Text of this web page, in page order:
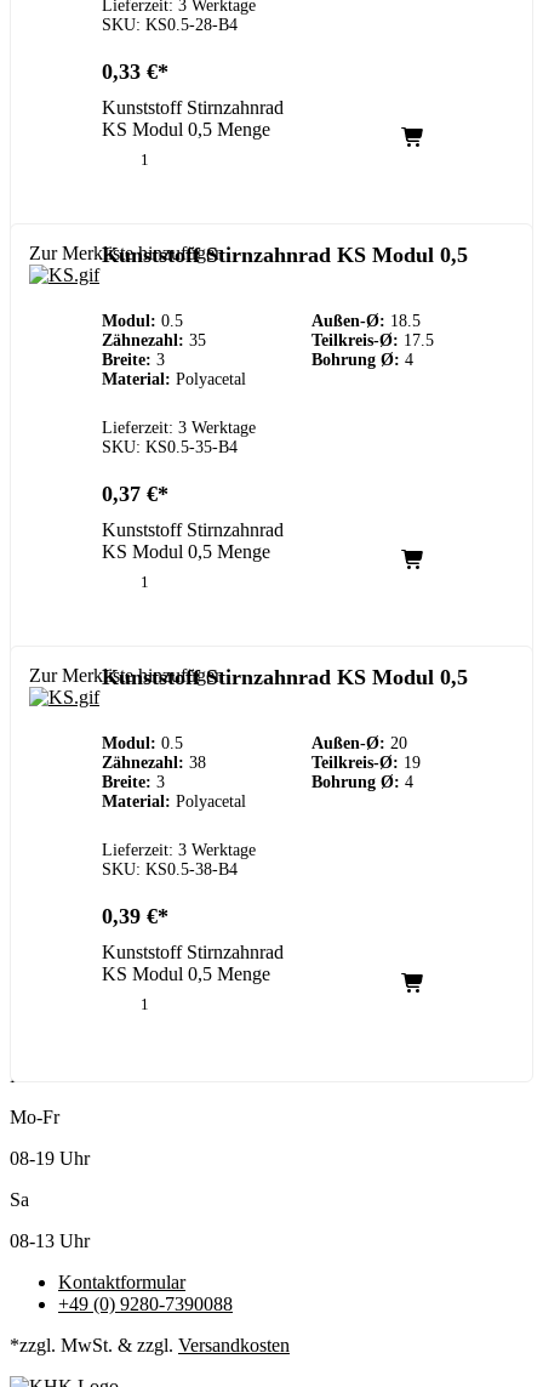
Lieferzeit: 3 Werktage
SKU: KS0.5-28-B4
0,33 €
Kunststoff Stirnzahnrad
KS Modul 0,5 Menge
Zur Merkliste hinzufügen
Kunststoff Stirnzahnrad KS Modul 0,5
Modul: 0.5 Außen-Ø: 18.5
Zähnezahl: 35 Teilkreis-Ø: 17.5
Breite: 3 Bohrung Ø: 4
Material: Polyacetal
Lieferzeit: 3 Werktage
SKU: KS0.5-35-B4
0,37 €
Kunststoff Stirnzahnrad
KS Modul 0,5 Menge
Zur Merkliste hinzufügen
Kunststoff Stirnzahnrad KS Modul 0,5
Modul: 0.5 Außen-Ø: 20
Zähnezahl: 38 Teilkreis-Ø: 19
Breite: 3 Bohrung Ø: 4
Material: Polyacetal
Lieferzeit: 3 Werktage
SKU: KS0.5-38-B4
0,39 €
Kunststoff Stirnzahnrad
KS Modul 0,5 Menge
Kundenservice
Mo-Fr
08-19 Uhr
Sa
08-13 Uhr
Kontaktformular
+49 (0) 9280-7390088
*zzgl. MwSt. & zzgl. Versandkosten